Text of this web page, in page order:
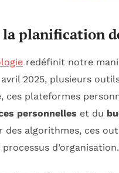
planification
redéfinit notre
avril 2025, plusieurs
ces plateformes
personnelles et du
des algorithmes, ces
d’organisation.